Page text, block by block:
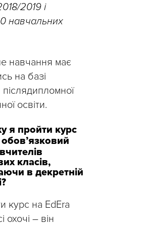
2019 і
навчальних
навчання має
на базі
післядипломної
освіти.
я пройти курс
класів,
в декретній
курс на EdEra
охочі – він